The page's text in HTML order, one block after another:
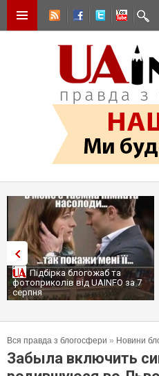
Підбірка блогожаб та
фотоприколів від UAINFO за 7
серпня
Вся правда з блогосфери » Новини
Забыла включить